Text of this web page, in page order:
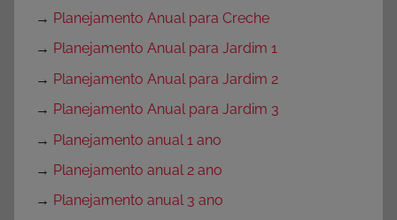
→ Planejamento Anual para Creche
→ Planejamento Anual para Jardim 1
→ Planejamento Anual para Jardim 2
→ Planejamento Anual para Jardim 3
→ Planejamento anual 1 ano
→ Planejamento anual 2 ano
→ Planejamento anual 3 ano